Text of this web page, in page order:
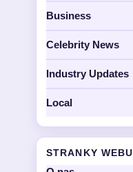
Business
Celebrity News
Industry Updates
Local
STRANKY WEBU